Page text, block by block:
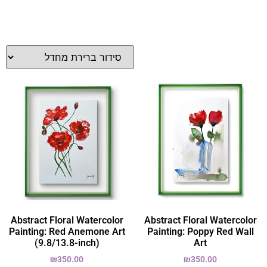
Abstract Floral Watercolor
Painting: Poppy Red Wall
Art
₪350.00
Abstract Floral Watercolor
Painting: Red Anemone Art
(9.8/13.8-inch)
₪350.00